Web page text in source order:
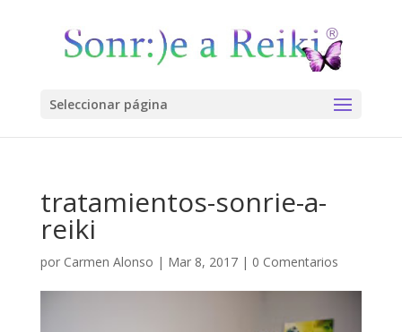
Seleccionar página
tratamientos-sonrie-a-
reiki
por Carmen Alonso | Mar 8, 2017| 0 Comentarios